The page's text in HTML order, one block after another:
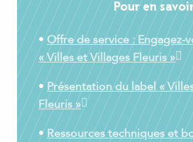
Pour en
•Offre de service : Engagez-
« Villes et Villages Fleuris »
•Présentation du label «
Fleuris »
•Ressources techniques et